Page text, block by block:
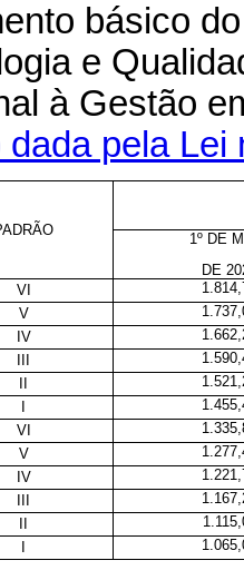
básico
e
à Gestão
pela Lei
1º DE
DE
VI
V
IV
VI
V
IV